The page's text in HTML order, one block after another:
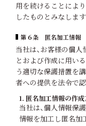
用を続けることによ
したものとみなします
第６条 匿名加工情報
当社は、お客様の個
とおよび作成に用い
う適切な保護措置を
者への提供を法令で
1. 匿名加工情報の作
当社は、個人情報保
情報を加工し匿名加